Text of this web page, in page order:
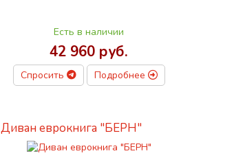
Есть в наличии
42 960 руб.
Спросить Подробнее
Диван еврокнига "БЕРН"